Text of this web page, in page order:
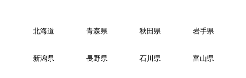
北海道 青森県 秋田県 岩手県
新潟県 長野県 石川県 富山県